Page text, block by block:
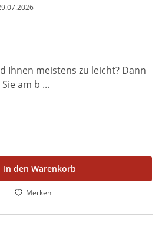
Ihnen meistens zu leicht? Dann
am b ...
In den Warenkorb
Merken